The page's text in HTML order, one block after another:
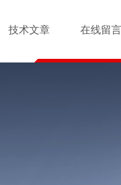
技术文章 在线留言